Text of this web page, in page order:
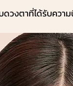
ดวงตาที่ได้รับควา